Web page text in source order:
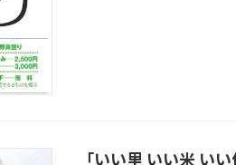
「いい里 いい米 い